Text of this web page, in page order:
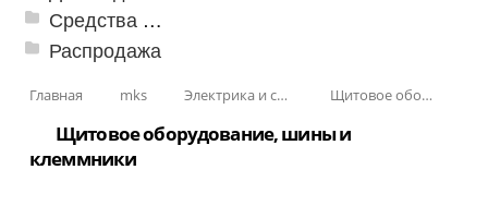
Средства от насекомых и садовых вредителей
Распродажа
Главная mks Электрика и свет Щитовое оборудование
Щитовое оборудование, шины и
клеммники